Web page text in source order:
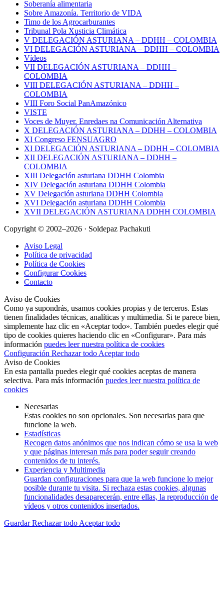
Soberanía alimentaria
Sobre Amazonía. Territorio de VIDA
Timo de los Agrocarburantes
Tribunal Pola Xusticia Climática
V DELEGACIÓN ASTURIANA – DDHH – COLOMBIA
VI DELEGACIÓN ASTURIANA – DDHH – COLOMBIA
Vídeos
VII DELEGACIÓN ASTURIANA – DDHH –
COLOMBIA
VIII DELEGACIÓN ASTURIANA – DDHH –
COLOMBIA
VIII Foro Social PanAmazónico
VISTE
Voces de Muyer. Enredaes na Comunicación Alternativa
X DELEGACIÓN ASTURIANA – DDHH – COLOMBIA
XI Congreso FENSUAGRO
XI DELEGACIÓN ASTURIANA – DDHH – COLOMBIA
XII DELEGACIÓN ASTURIANA – DDHH –
COLOMBIA
XIII Delegación asturiana DDHH Colombia
XIV Delegación asturiana DDHH Colombia
XV Delegación asturiana DDHH Colombia
XVI Delegación asturiana DDHH Colombia
XVII DELEGACIÓN ASTURIANA DDHH COLOMBIA
Copyright © 2002–2026 · Soldepaz Pachakuti
Aviso Legal
Política de privacidad
Política de Cookies
Configurar Cookies
Contacto
Aviso de Cookies
Como ya supondrás, usamos cookies propias y de terceros. Estas
tienen finalidades técnicas, analíticas y multimedia. Si te parece bien,
simplemente haz clic en «Aceptar todo». También puedes elegir qué
tipo de cookies quieres haciendo clic en «Configurar». Para más
información puedes leer nuestra política de cookies
Configuración Rechazar todo Aceptar todo
Aviso de Cookies
En esta pantalla puedes elegir qué cookies aceptas de manera
selectiva. Para más información puedes leer nuestra política de
cookies
Necesarias
Estas cookies no son opcionales. Son necesarias para que
funcione la web.
Estadísticas
Recogen datos anónimos que nos indican cómo se usa la web
y que páginas interesan más para poder seguir creando
contenidos de tu interés.
Experiencia y Multimedia
Guardan configuraciones para que la web funcione lo mejor
posible durante tu visita. Si rechaza estas cookies, algunas
funcionalidades desaparecerán, entre ellas, la reproducción de
vídeos y otros contenidos insertados.
GuardarRechazar todo Aceptar todo